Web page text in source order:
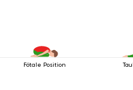
Fötale Position